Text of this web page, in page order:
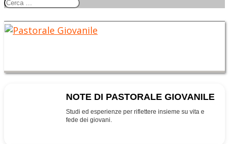
NOTE DI PASTORALE GIOVANILE
Studi ed esperienze per riflettere insieme su vita e
fede dei giovani.